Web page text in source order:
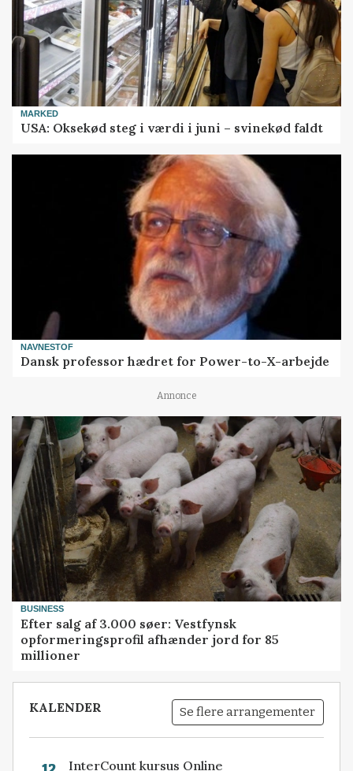
MARKED
USA: Oksekød steg i værdi i juni – svinekød faldt
NAVNESTOF
Dansk professor hædret for Power-to-X-arbejde
Annonce
BUSINESS
Efter salg af 3.000 søer: Vestfynsk
opformeringsprofil afhænder jord for 85
millioner
KALENDER Se flere arrangementer
InterCount kursus Online